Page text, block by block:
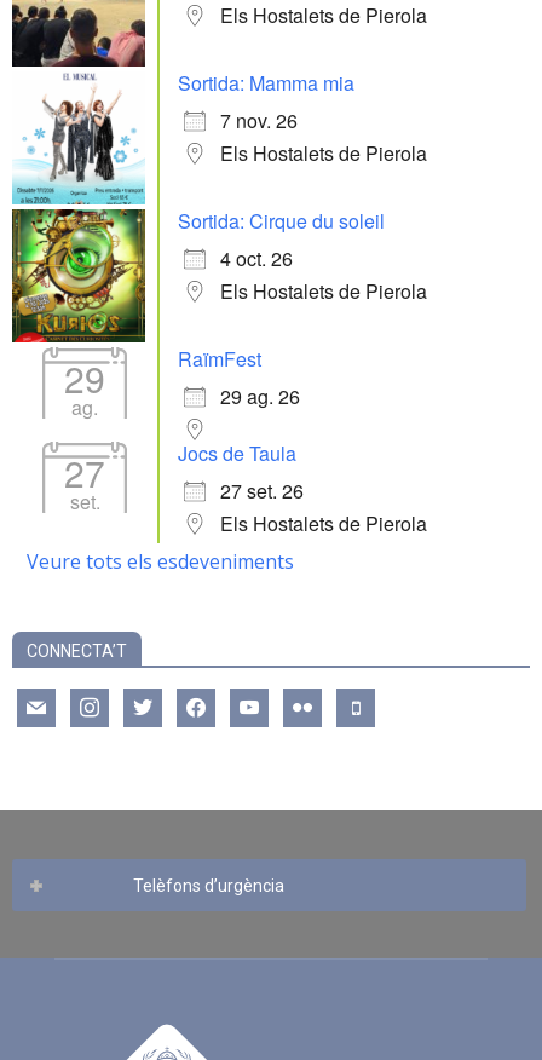
Els Hostalets de Pierola
Sortida: Mamma mia
7 nov. 26
Els Hostalets de Pierola
Sortida: Cirque du soleil
4 oct. 26
Els Hostalets de Pierola
29
ag.
RaïmFest
29 ag. 26
27
set.
Jocs de Taula
27 set. 26
Els Hostalets de Pierola
Veure tots els esdeveniments
CONNECTA’T
mail instagramtwitter facebookyoutube flickr mobile
Telèfons d’urgència